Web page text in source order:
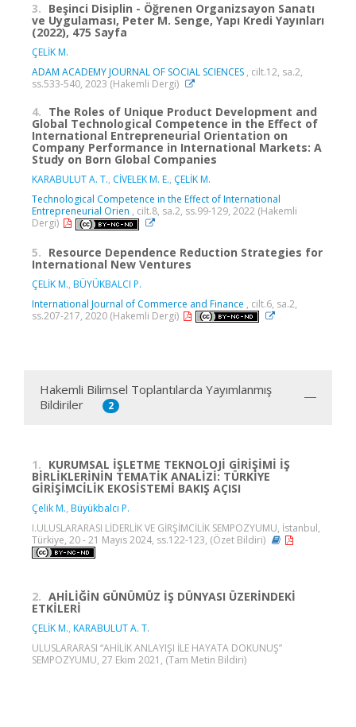
3. Beşinci Disiplin - Öğrenen Organizsayon Sanatı
ve Uygulaması, Peter M. Senge, Yapı Kredi Yayınları
(2022), 475 Sayfa
ÇELİK M.
ADAM ACADEMY JOURNAL OF SOCIAL SCIENCES , cilt.12, sa.2,
ss.533-540, 2023 (Hakemli Dergi)
4. The Roles of Unique Product Development and
Global Technological Competence in the Effect of
International Entrepreneurial Orientation on
Company Performance in International Markets: A
Study on Born Global Companies
KARABULUT A. T., CİVELEK M. E., ÇELİK M.
Technological Competence in the Effect of International
Entrepreneurial Orien , cilt.8, sa.2, ss.99-129, 2022 (Hakemli
Dergi)
5. Resource Dependence Reduction Strategies for
International New Ventures
ÇELİK M., BÜYÜKBALCI P.
International Journal of Commerce and Finance , cilt.6, sa.2,
ss.207-217, 2020 (Hakemli Dergi)
Hakemli Bilimsel Toplantılarda Yayımlanmış
Bildiriler
2
1. KURUMSAL İŞLETME TEKNOLOJİ GİRİŞİMİ İŞ
BİRLİKLERİNİN TEMATİK ANALİZİ: TÜRKİYE
GİRİŞİMCİLİK EKOSİSTEMİ BAKIŞ AÇISI
Çelik M., Büyükbalcı P.
I.ULUSLARARASI LİDERLİK VE GİRŞİMCİLİK SEMPOZYUMU, İstanbul,
Türkiye, 20 - 21 Mayıs 2024, ss.122-123, (Özet Bildiri)
2. AHİLİĞİN GÜNÜMÜZ İŞ DÜNYASI ÜZERİNDEKİ
ETKİLERİ
ÇELİK M., KARABULUT A. T.
ULUSLARARASI “AHİLİK ANLAYIŞI İLE HAYATA DOKUNUŞ”
SEMPOZYUMU, 27 Ekim 2021, (Tam Metin Bildiri)